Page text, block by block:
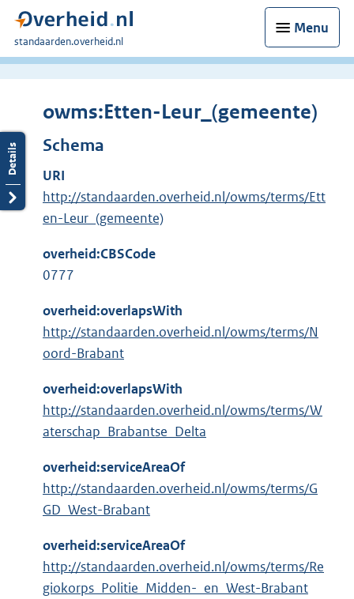
Menu
U
bent
standaarden.overheid.nl
owms:Etten-Leur_(gemeente)
Schema
URI
http://standaarden.overheid.nl/owms/terms/Ett
en-Leur_(gemeente)
overheid:CBSCode
0777
overheid:overlapsWith
http://standaarden.overheid.nl/owms/terms/N
oord-Brabant
overheid:overlapsWith
http://standaarden.overheid.nl/owms/terms/W
aterschap_Brabantse_Delta
overheid:serviceAreaOf
http://standaarden.overheid.nl/owms/terms/G
GD_West-Brabant
overheid:serviceAreaOf
http://standaarden.overheid.nl/owms/terms/Re
giokorps_Politie_Midden-_en_West-Brabant